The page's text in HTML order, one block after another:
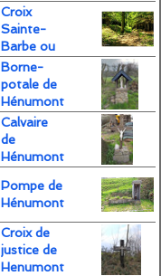
de
Montjardin
Croix
Sainte-
Barbe ou
"Creû di
l'åh'mince"
Borne-
potale de
Hénumont
Calvaire
de
Hénumont
Pompe de
Hénumont
Croix de
justice de
Henumont